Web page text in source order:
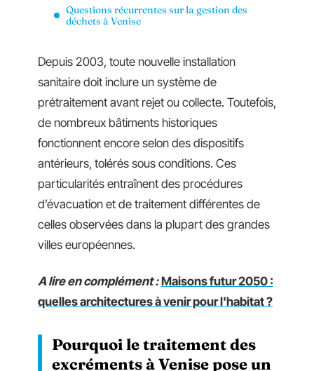
Questions récurrentes sur la gestion des
déchets à Venise
Depuis 2003, toute nouvelle installation
sanitaire doit inclure un système de
prétraitement avant rejet ou collecte. Toutefois,
de nombreux bâtiments historiques
fonctionnent encore selon des dispositifs
antérieurs, tolérés sous conditions. Ces
particularités entraînent des procédures
d’évacuation et de traitement différentes de
celles observées dans la plupart des grandes
villes européennes.
A lire en complément : Maisons futur 2050 :
quelles architectures à venir pour l'habitat ?
Pourquoi le traitement des
excréments à Venise pose un